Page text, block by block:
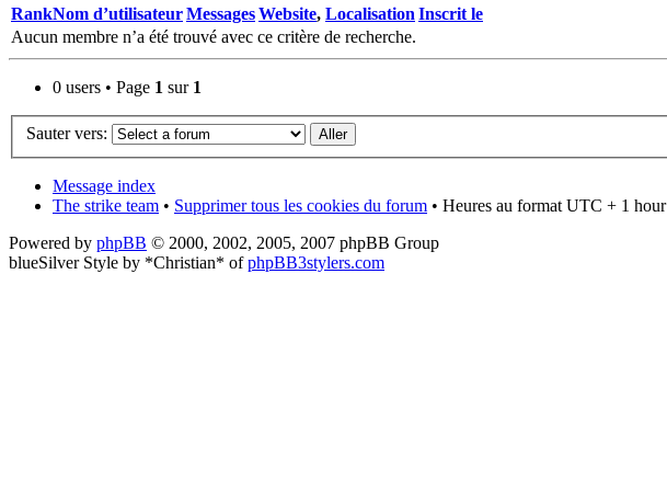
RankNom d’utilisateurMessagesWebsite, Localisation Inscrit le
Aucun membre n’a été trouvé avec ce critère de recherche.
0 users • Page 1 sur 1
Sauter vers:
Message index
The strike team • Supprimer tous les cookies du forum • Heures au format UTC + 1 hour
Powered by phpBB © 2000, 2002, 2005, 2007 phpBB Group
blueSilver Style by *Christian* ofphpBB3stylers.com